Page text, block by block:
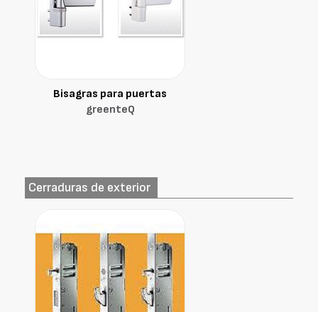
Bisagras para puertas
greenteQ
Cerraduras de exterior